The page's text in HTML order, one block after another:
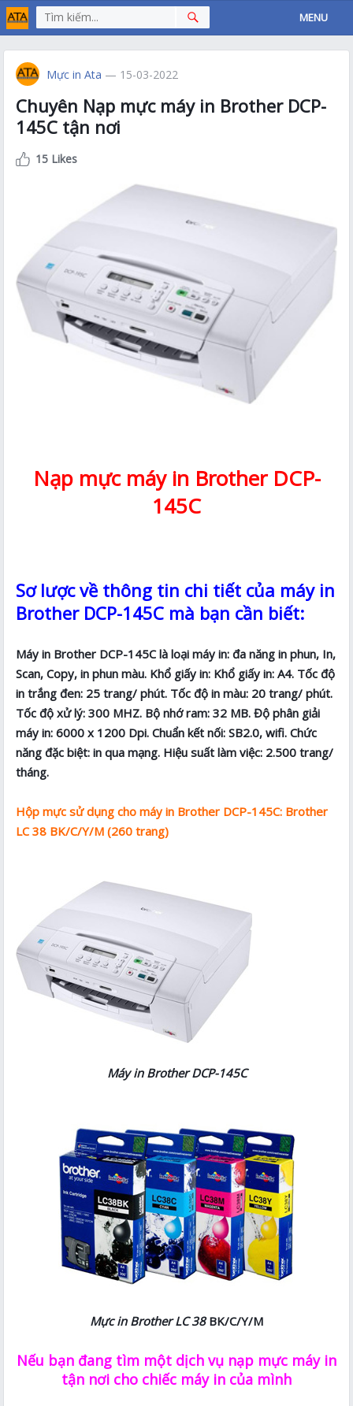
MENU
Mực in Ata — 15-03-2022
Chuyên Nạp mực máy in Brother DCP-
145C tận nơi
15 Likes
Nạp mực máy in Brother DCP-
145C
Sơ lược về thông tin chi tiết của máy in
Brother DCP-145C mà bạn cần biết:
Máy in Brother DCP-145C là loại máy in: đa năng in phun, In,
Scan, Copy, in phun màu. Khổ giấy in: Khổ giấy in: A4. Tốc độ
in trắng đen: 25 trang/ phút. Tốc độ in màu: 20 trang/ phút.
Tốc độ xử lý: 300 MHZ. Bộ nhớ ram: 32 MB. Độ phân giải
máy in: 6000 x 1200 Dpi. Chuẩn kết nối: SB2.0, wifi. Chức
năng đặc biệt: in qua mạng. Hiệu suất làm việc: 2.500 trang/
tháng.
Hộp mực sử dụng cho máy in Brother DCP-145C: Brother
LC 38 BK/C/Y/M (260 trang)
Máy in Brother DCP-145C
Mực in Brother LC 38BK/C/Y/M
Nếu bạn đang tìm một dịch vụ nạp mực máy in
tận nơi cho chiếc máy in của mình